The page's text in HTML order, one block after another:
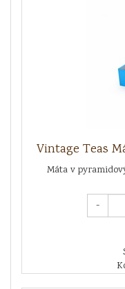
Vintage Teas
Máta v
-